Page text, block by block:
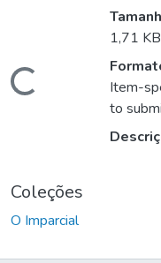
Carregando...
1,71 KB
Item-
to
Coleções
O Imparcial